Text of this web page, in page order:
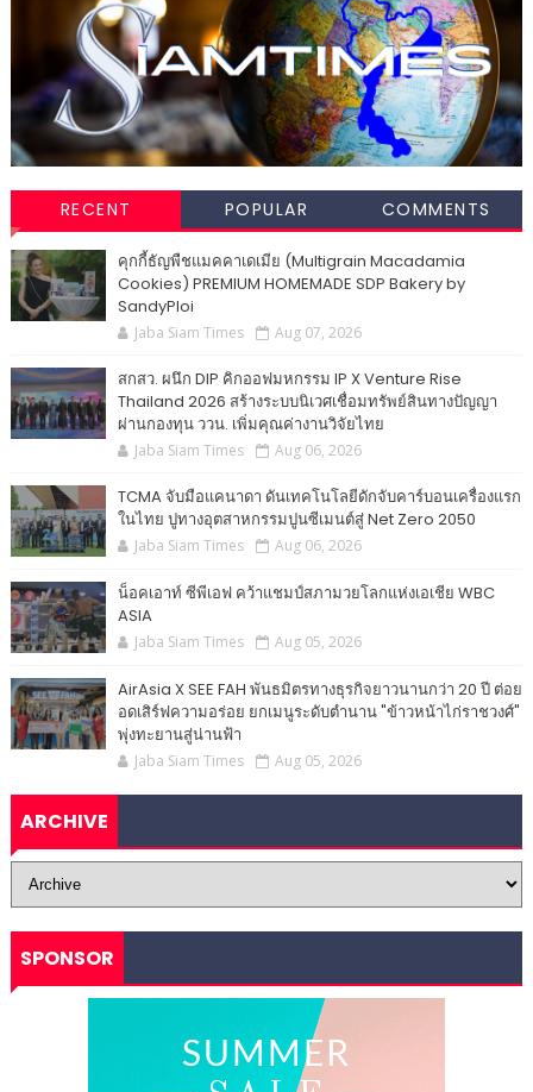
RECENT POPULAR COMMENTS
คุกกี้ธัญพืชแมคคาเดเมีย (Multigrain Macadamia
Cookies) PREMIUM HOMEMADE SDP Bakery by
SandyPloi
Jaba Siam Times Aug 07, 2026
สกสว. ผนึก DIP คิกออฟมหกรรม IP X Venture Rise
Thailand 2026 สร้างระบบนิเวศเชื่อมทรัพย์สินทางปัญญา
ผ่านกองทุน ววน. เพิ่มคุณค่างานวิจัยไทย
Jaba Siam Times Aug 06, 2026
TCMA จับมือแคนาดา ดันเทคโนโลยีดักจับคาร์บอนเครื่องแรก
ในไทย ปูทางอุตสาหกรรมปูนซีเมนต์สู่ Net Zero 2050
Jaba Siam Times Aug 06, 2026
น็อคเอาท์ ซีพีเอฟ คว้าแชมป์สภามวยโลกแห่งเอเชีย WBC
ASIA
Jaba Siam Times Aug 05, 2026
AirAsia X SEE FAH พันธมิตรทางธุรกิจยาวนานกว่า 20 ปี ต่อย
อดเสิร์ฟความอร่อย ยกเมนูระดับตำนาน "ข้าวหน้าไก่ราชวงศ์"
พุ่งทะยานสู่น่านฟ้า
Jaba Siam Times Aug 05, 2026
ARCHIVE
SPONSOR